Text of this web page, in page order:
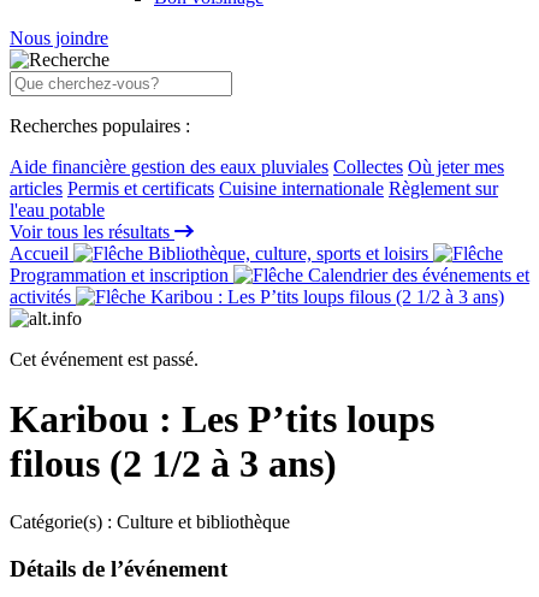
Nous joindre
Recherches populaires :
Aide financière gestion des eaux pluviales Collectes Où jeter mes
articles Permis et certificats Cuisine internationale Règlement sur
l'eau potable
Voir tous les résultats
Accueil
Bibliothèque, culture, sports et loisirs
Programmation et inscription
Calendrier des événements et
activités
Karibou : Les P’tits loups filous (2 1/2 à 3 ans)
Cet événement est passé.
Karibou : Les P’tits loups
filous (2 1/2 à 3 ans)
Catégorie(s) : Culture et bibliothèque
Détails de l’événement